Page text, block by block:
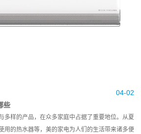
04-02
些
多样的产品，在众多家庭中占据了重要地位。从夏
用的热水器等，美的家电为人们的生活带来诸多便